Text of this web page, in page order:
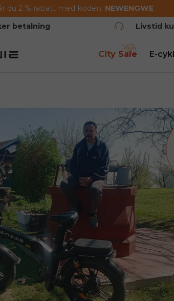
du 2 % rabatt med koden: NEWENGWE
betalning
Livstid
City Sale E-